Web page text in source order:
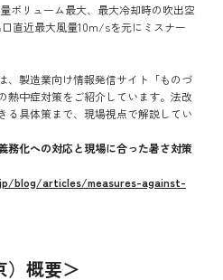
ボリューム最大、最大冷却時の吹出空
直近最大風量10m/sを元にミスナー
、製造業向け情報発信サイト「ものづ
熱中症対策をご紹介しています。法改
る具体策まで、現場視点で解説してい
務化への対応と現場に合った暑さ対策
blog/articles/measures-against-
）概要＞